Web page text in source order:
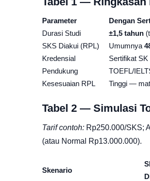
Parameter Dengan
Durasi Studi
±1,5 tahun
SKS Diakui (RPL)
Umumnya
Kredensial
Pendukung
Sertifikat
TOEFL/
Kesesuaian RPL
Tinggi —
Tabel 2 — Simulasi
Tarif contoh: Rp250.000/SKS;
(atau Normal Rp13.000.000).
Skenario